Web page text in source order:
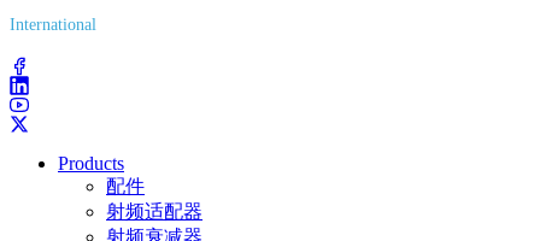
International
Products
配件
射频适配器